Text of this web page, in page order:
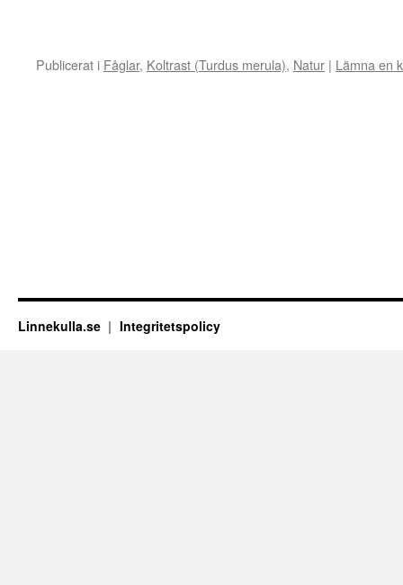
Publicerat i Fåglar, Koltrast (Turdus merula), Natur | Lämna en
Linnekulla.se Integritetspolicy